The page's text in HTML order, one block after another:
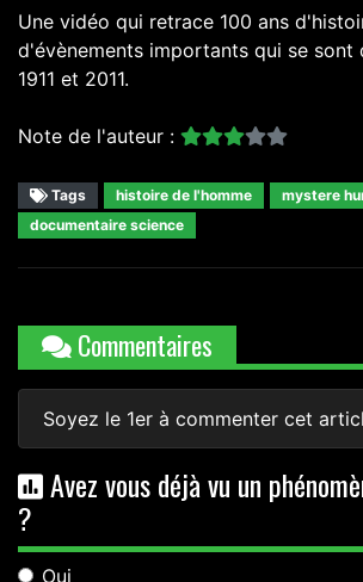
Une vidéo qui retrace 100 ans
d'évènements importants qui se sont
1911 et 2011.
Note de l'auteur :
Tags histoire de l'homme
mystere
documentaire science
Commentaires
Soyez le 1er à commenter cet
Avez vous déjà vu un
?
Oui